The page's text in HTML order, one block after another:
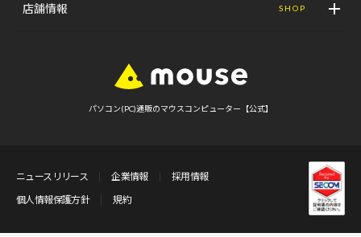
店舗情報 SHOP
パソコン(PC)通販のマウスコンピューター【公式】
ニュースリリース 企業情報
採用情報
個人情報保護方針
規約